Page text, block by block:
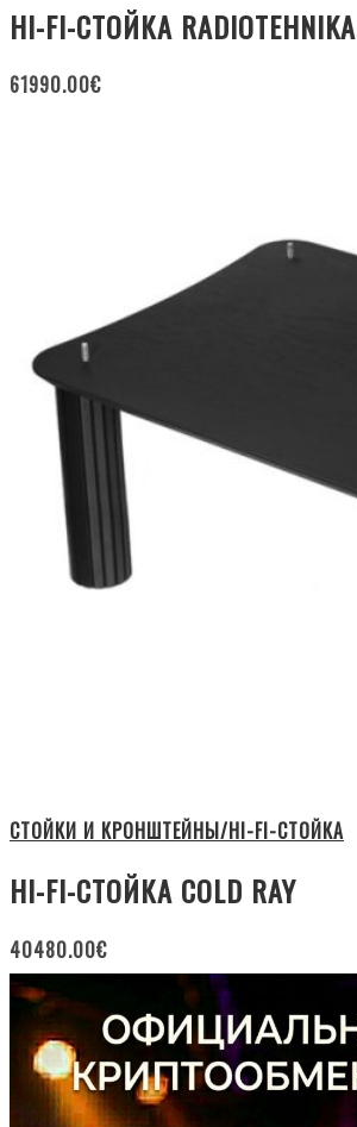
HI-FI-СТОЙКА RADIOTEHNIKA
61990.00€
СТОЙКИ И КРОНШТЕЙНЫ/HI-FI-СТОЙКА
HI-FI-СТОЙКА COLD RAY
40480.00€